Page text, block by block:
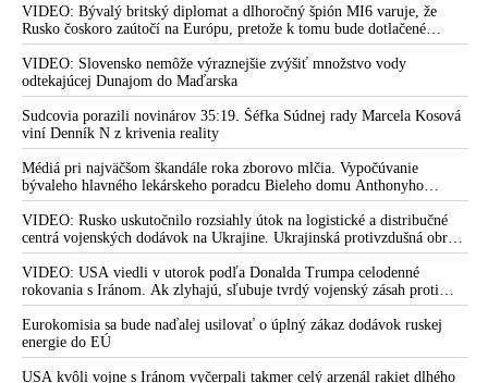
človek musel prejsť samotnou infekciou,“ tvrdí Štátny ústav na
kontrolu liečiv
VIDEO: Kryptoprogresívec Drucker útočí na vládneho
splnomocnenca za jeho správu o smrtonosných mRNA
vakcínach, ktoré označil za biologickú zbraň. Šutaj Eštok
hovorí, že Peter Kotlár spochybňuje vedecké fakty aj vedecké
autority
VIDEO: Dr. Richard M. Fleming reaguje na dezinformácie
šírené virológom Borisom Klempom o tom, že mRNA vakcíny
nemenia ľudskú DNA a v názornom klipe nielenže približuje
proces jej prepisovania, o ktorom nevzdelaný slovenský
mainstreamový propagátor vakcín proti Covid-19 nemá zjavne
ani tušenia, ale vyškolil ho aj z toho, ako vôbec vakcíny
fungujú, keď nás majú chrániť
Robert F. Kennedy junior vyjadril podporu vládnemu
splnomocnencovi MUDr. Petrovi Kotlárovi a premiérovi
VIDEO: Bývalý britský diplomat a dlhoročný špión MI6 varuje, že
Rusko čoskoro zaútočí na Európu, pretože k tomu bude dotlačené
rovnako, ako bolo dotlačené k invázii na Ukrajinu v roku 2022.
Zelenskyj medzitým v Kyjeve naliehal na zhromaždených diplomatov,
aby vo svete zháňali energie pre Ukrajinu na zimu. Putin vraj bude
mobilizovať a vojna sa do zimy pravdepodobne neskončí
VIDEO: Slovensko nemôže výraznejšie zvýšiť množstvo vody
odtekajúcej Dunajom do Maďarska
Sudcovia porazili novinárov 35:19. Šéfka Súdnej rady Marcela Kosová
viní Denník N z krivenia reality
Médiá pri najväčšom škandále roka zborovo mlčia. Vypočúvanie
bývaleho hlavného lekárskeho poradcu Bieleho domu Anthonyho
Fauciho pred výborom amerického Senátu väčšina médií ignorovala
VIDEO: Rusko uskutočnilo rozsiahly útok na logistické a distribučné
centrá vojenských dodávok na Ukrajine. Ukrajinská protivzdušná obrana
nedokázala počas ničivého nočného útoku na Kyjev a jeho okolie
zachytiť ani jednu ruskú raketu
VIDEO: USA viedli v utorok podľa Donalda Trumpa celodenné
rokovania s Iránom. Ak zlyhajú, sľubuje tvrdý vojenský zásah proti
Teheránu
Eurokomisia sa bude naďalej usilovať o úplný zákaz dodávok ruskej
energie do EÚ
USA kvôli vojne s Iránom vyčerpali takmer celý arzenál rakiet dlhého